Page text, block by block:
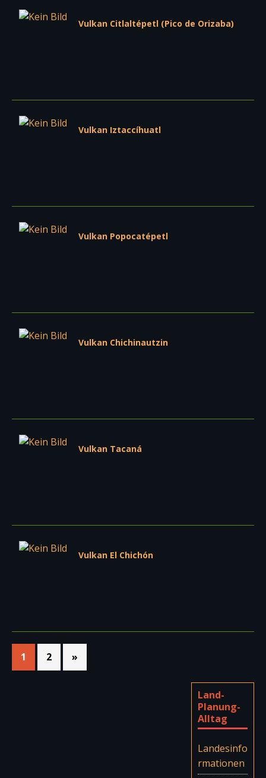
Vulkan Citlaltépetl (Pico de Orizaba)
Vulkan Iztaccíhuatl
Vulkan Popocatépetl
Vulkan Chichinautzin
Vulkan Tacaná
Vulkan El Chichón
1 2 »
Land-
Planung-
Alltag
Landesinfo
rmationen